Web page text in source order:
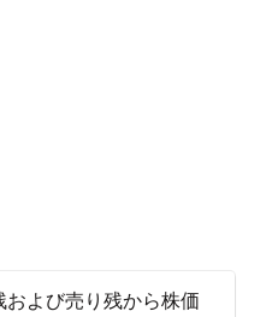
および売り残から株価